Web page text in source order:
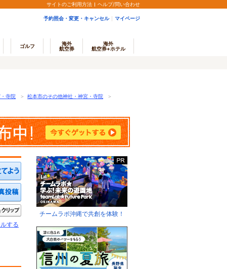
サイトのご利用方法 ヘルプ/問い合わせ
予約照会・変更・キャンセル マイページ
ゴルフ
海外
航空券
海外
航空券+ホテル
寺院 ＞ 松本市のその他神社・神宮・寺院
＞
を投稿する写真を投稿する
たい
する
チームラボ沖縄で共創を体験！